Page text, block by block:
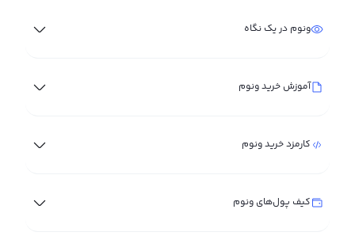
ونوم در یک نگاه
آموزش خرید ونوم
کارمزد خرید ونوم
کیف پول‌های ونوم